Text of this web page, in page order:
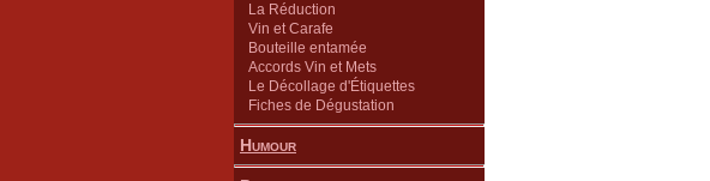
La Réduction
Vin et Carafe
Bouteille entamée
Accords Vin et Mets
Le Décollage d'Étiquettes
Fiches de Dégustation
Humour